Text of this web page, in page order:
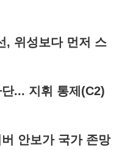
, 위성보다 먼저 스
... 지휘 통제(C2)
안보가 국가 존망